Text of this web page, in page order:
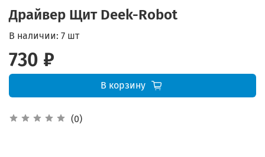
Драйвер Щит Deek-Robot
(0)
В наличии: 7 шт
730 ₽
В корзину